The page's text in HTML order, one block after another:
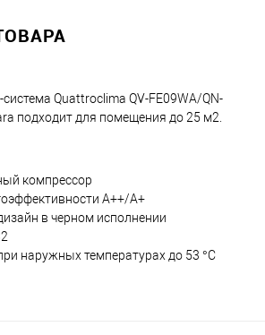
Quattroclima QV-FE09WA/QN-
подходит для помещения до 25 м2.
компрессор
A++/A+
в черном исполнении
наружных температурах до 53 °C